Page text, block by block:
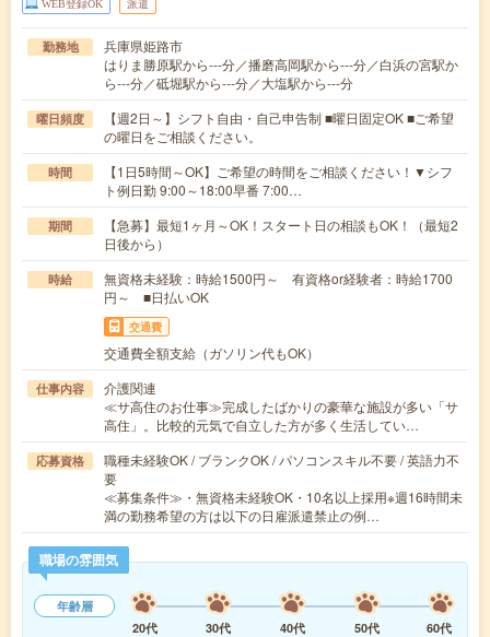
WEB登録OK 派遣
勤務地
兵庫県姫路市
はりま勝原駅から---分／播磨高岡駅から---分／白浜の宮駅か
ら---分／砥堀駅から---分／大塩駅から---分
曜日頻度
【週2日～】シフト自由・自己申告制 ■曜日固定OK ■ご希望
の曜日をご相談ください。
時間
【1日5時間～OK】ご希望の時間をご相談ください！▼シフ
ト例日勤 9:00～18:00早番 7:00…
期間
【急募】最短1ヶ月～OK！スタート日の相談もOK！（最短2
日後から）
時給
無資格未経験：時給1500円～ 有資格or経験者：時給1700
円～ ■日払いOK
交通費
交通費全額支給（ガソリン代もOK）
仕事内容
介護関連
≪サ高住のお仕事≫完成したばかりの豪華な施設が多い「サ
高住」。比較的元気で自立した方が多く生活してい…
応募資格
職種未経験OK / ブランクOK / パソコンスキル不要 / 英語力不
要
≪募集条件≫・無資格未経験OK・10名以上採用※週16時間未
満の勤務希望の方は以下の日雇派遣禁止の例…
職場の雰囲気
年齢層
20代
30代 40代 50代
60代